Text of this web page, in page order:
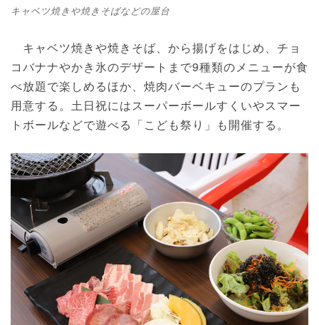
キャベツ焼きや焼きそばなどの屋台
キャベツ焼きや焼きそば、から揚げをはじめ、チョ
コバナナやかき氷のデザートまで9種類のメニューが食
べ放題で楽しめるほか、焼肉バーベキューのプランも
用意する。土日祝にはスーパーボールすくいやスマー
トボールなどで遊べる「こども祭り」も開催する。